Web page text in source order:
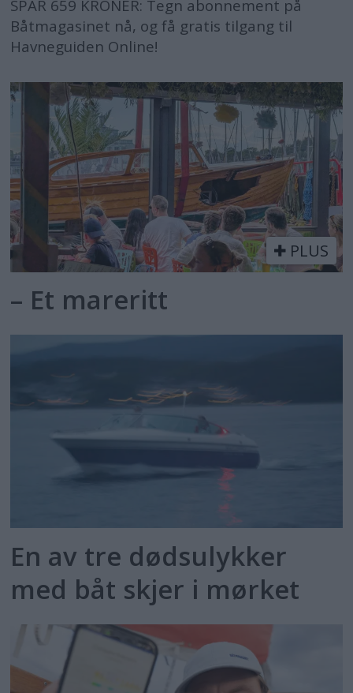
SPAR 659 KRONER: Tegn abonnement på
Båtmagasinet nå, og få gratis tilgang til
Havneguiden Online!
PLUS
– Et mareritt
En av tre dødsulykker
med båt skjer i mørket